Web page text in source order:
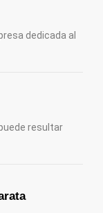
dedicada al
resultar